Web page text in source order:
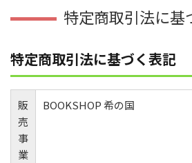
特定商取引法に基
特定商取引法に基づく表記
販
売
事
業
BOOKSHOP 希の国